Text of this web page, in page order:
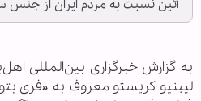
آئین نسبت به مردم ایران از جنس
به گزارش خبرگزاری بین‌المللی
لیبنیو کریستو معروف به «فری